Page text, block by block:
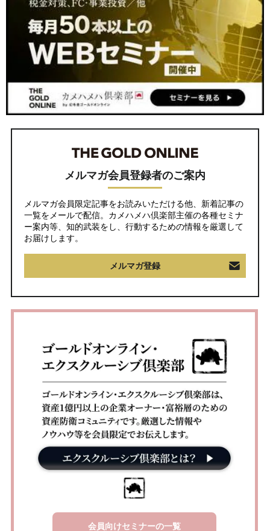
メルマガ会員登録者のご案内
メルマガ会員限定記事をお読みいただける他、新着記事の
一覧をメールで配信。カメハメハ倶楽部主催の各種セミナ
ー案内等、知的武装をし、行動するための情報を厳選して
お届けします。
メルマガ登録
会員向けセミナーの一覧